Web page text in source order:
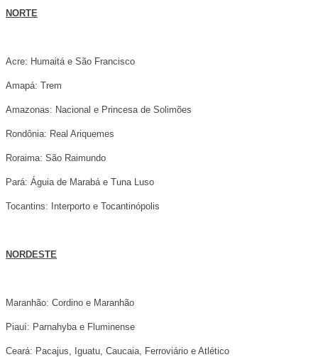
NORTE
Acre: Humaitá e São Francisco
Amapá: Trem
Amazonas: Nacional e Princesa de Solimões
Rondônia: Real Ariquemes
Roraima: São Raimundo
Pará: Águia de Marabá e Tuna Luso
Tocantins: Interporto e Tocantinópolis
NORDESTE
Maranhão: Cordino e Maranhão
Piauí: Parnahyba e Fluminense
Ceará: Pacajus, Iguatu, Caucaia, Ferroviário e Atlético